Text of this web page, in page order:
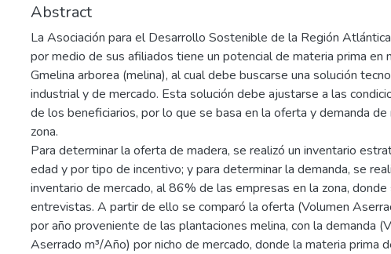
Abstract
La Asociación para el Desarrollo Sostenible de la Región
por medio de sus afiliados tiene un potencial de materia prima en
Gmelina arborea (melina), al cual debe buscarse una solución
industrial y de mercado. Esta solución debe ajustarse a las
de los beneficiarios, por lo que se basa en la oferta y demanda de
zona.
Para determinar la oferta de madera, se realizó un inventario
edad y por tipo de incentivo; y para determinar la demanda, se
inventario de mercado, al 86% de las empresas en la zona, donde
entrevistas. A partir de ello se comparó la oferta (Volumen
por año proveniente de las plantaciones melina, con la demanda
Aserrado m³/Año) por nicho de mercado, donde la materia prima